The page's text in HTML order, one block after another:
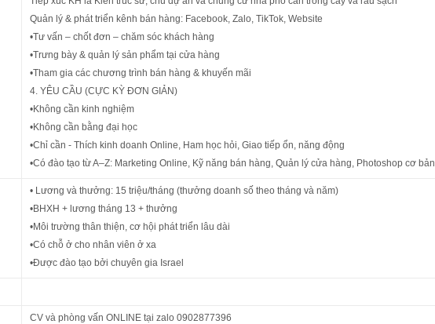
Quản lý & phát triển kênh bán hàng: Facebook, Zalo, TikTok, Website
•Tư vấn – chốt đơn – chăm sóc khách hàng
•Trưng bày & quản lý sản phẩm tại cửa hàng
•Tham gia các chương trình bán hàng & khuyến mãi
4. YÊU CẦU (CỰC KỲ ĐƠN GIẢN)
•Không cần kinh nghiệm
•Không cần bằng đại học
•Chỉ cần - Thích kinh doanh Online, Ham học hỏi, Giao tiếp ổn, năng động
•Có đào tạo từ A–Z: Marketing Online, Kỹ năng bán hàng, Quản lý cửa hàng, Photoshop cơ bản
• Lương và thưởng: 15 triệu/tháng (thưởng doanh số theo tháng và năm)
•BHXH + lương tháng 13 + thưởng
•Môi trường thân thiện, cơ hội phát triển lâu dài
•Có chỗ ở cho nhân viên ở xa
•Được đào tạo bởi chuyên gia Israel
CV và phòng vấn ONLINE tại zalo 0902877396